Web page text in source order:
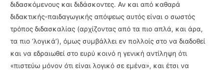
διδασκόμενους και διδάσκοντες. Αν και από καθαρά
διδακτικής-παιδαγωγικής απόψεως αυτός είναι ο σωστός
τρόπος διδα­σκαλίας (αρχίζοντας από τα πιο απλά, και άρα,
τα πιο ‘λογικά’), όμως συμβάλλει εν πολλοίς στο να διαδοθεί
και να εδραιωθεί στο ευρύ κοινό η γενική αντίληψη ότι
«πιστεύω μόνον ότι είναι λογικό σε εμένα», και έτσι να